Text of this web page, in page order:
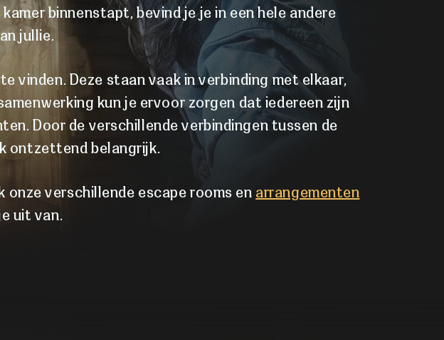
binnenstapt, bevind je je in een hele andere
jullie.
vinden. Deze staan vaak in verbinding met elkaar,
kun je ervoor zorgen dat iedereen zijn
Door de verschillende verbindingen tussen de
ontzettend belangrijk.
onze verschillende escape rooms en arrangementen
uit van.